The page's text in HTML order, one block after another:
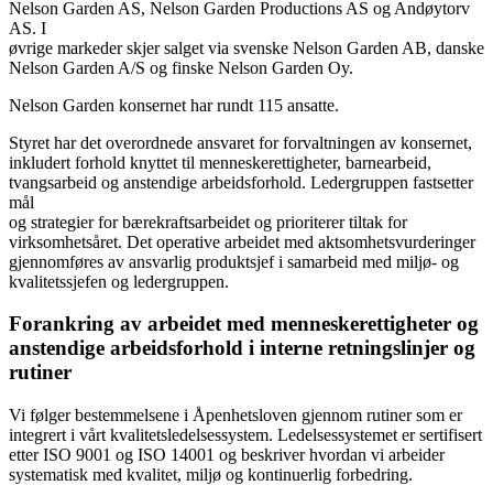
Nelson Garden AS, Nelson Garden Productions AS og Andøytorv
AS. I
øvrige markeder skjer salget via svenske Nelson Garden AB, danske
Nelson Garden A/S og finske Nelson Garden Oy.
Nelson Garden konsernet har rundt 115 ansatte.
Styret har det overordnede ansvaret for forvaltningen av konsernet,
inkludert forhold knyttet til menneskerettigheter, barnearbeid,
tvangsarbeid og anstendige arbeidsforhold. Ledergruppen fastsetter
mål
og strategier for bærekraftsarbeidet og prioriterer tiltak for
virksomhetsåret. Det operative arbeidet med aktsomhetsvurderinger
gjennomføres av ansvarlig produktsjef i samarbeid med miljø- og
kvalitetssjefen og ledergruppen.
Forankring av arbeidet med menneskerettigheter og
anstendige arbeidsforhold i interne retningslinjer og
rutiner
Vi følger bestemmelsene i Åpenhetsloven gjennom rutiner som er
integrert i vårt kvalitetsledelsessystem. Ledelsessystemet er sertifisert
etter ISO 9001 og ISO 14001 og beskriver hvordan vi arbeider
systematisk med kvalitet, miljø og kontinuerlig forbedring.